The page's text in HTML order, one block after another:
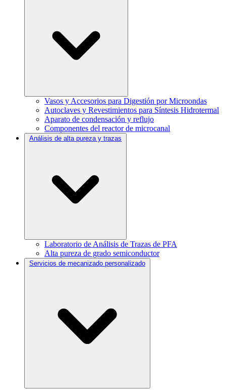
Vasos y Accesorios para Digestión por Microondas
Autoclaves y Revestimientos para Síntesis Hidrotermal
Aparato de condensación y reflujo
Componentes del reactor de microcanal
Análisis de alta pureza y trazas
Laboratorio de Análisis de Trazas de PFA
Alta pureza de grado semiconductor
Servicios de mecanizado personalizado